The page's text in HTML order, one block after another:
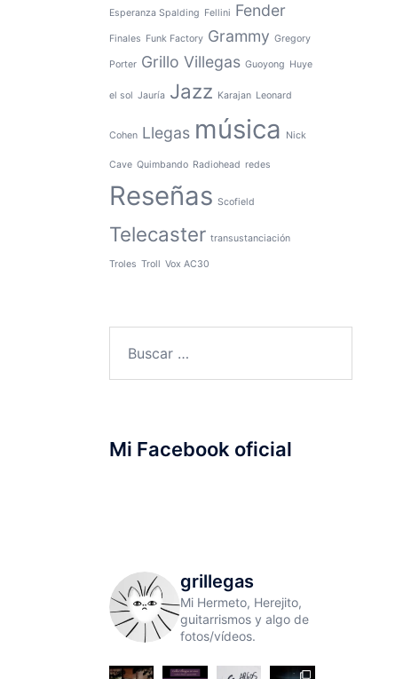
Esperanza Spalding Fellini Fender
Finales Funk Factory Grammy Gregory
Porter Grillo Villegas Guoyong Huye
el sol Jauría Jazz Karajan Leonard
Cohen Llegas música Nick
Cave Quimbando Radiohead redes
Reseñas Scofield
Telecaster transustanciación
Troles Troll Vox AC30
Mi Facebook oficial
grillegas
Mi Hermeto, Herejito,
guitarrismos y algo de
fotos/vídeos.